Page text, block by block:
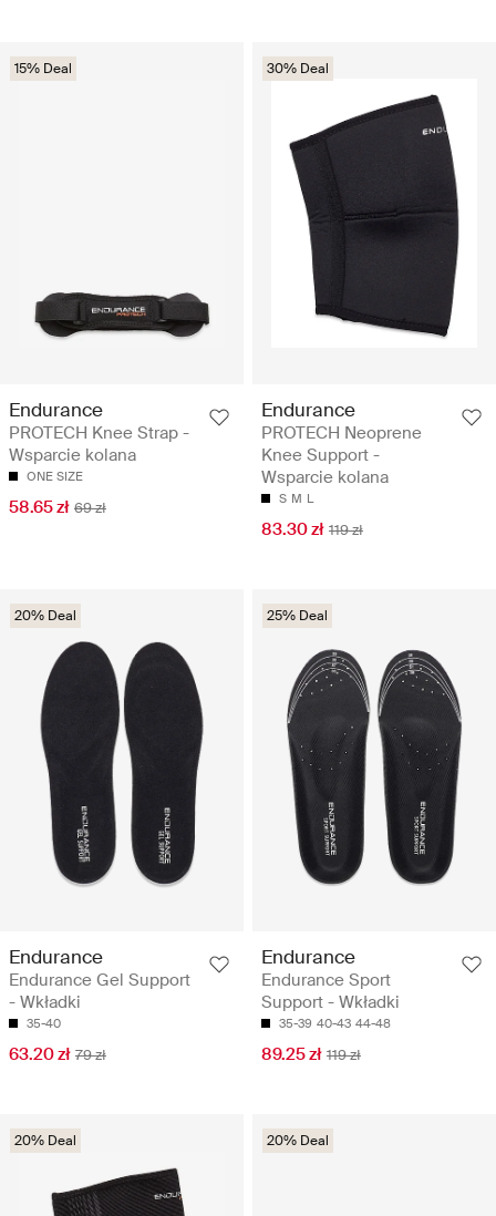
15% Deal
Endurance
PROTECH Knee Strap -
Wsparcie kolana
ONE SIZE
58.65 zł 69 zł
30% Deal
Endurance
PROTECH Neoprene
Knee Support -
Wsparcie kolana
S M L
83.30 zł 119 zł
20% Deal
Endurance
Endurance Gel Support
- Wkładki
35-40
63.20 zł 79 zł
25% Deal
Endurance
Endurance Sport
Support - Wkładki
35-39 40-43 44-48
89.25 zł 119 zł
20% Deal 20% Deal